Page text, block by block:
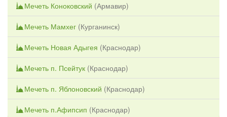
Мечеть Коноковский (Армавир)
Мечеть Мамхег (Курганинск)
Мечеть Новая Адыгея (Краснодар)
Мечеть п. Псейтук (Краснодар)
Мечеть п. Яблоновский (Краснодар)
Мечеть п.Афипсип (Краснодар)